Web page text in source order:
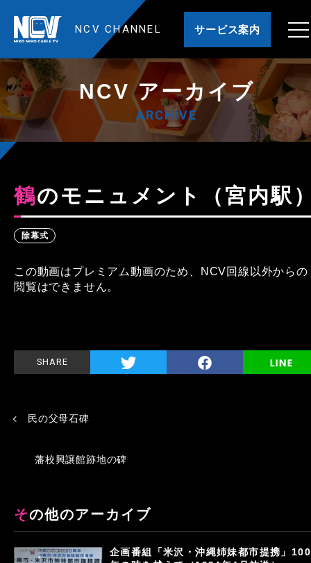
NCV CHANNEL サービス案内
NCV アーカイブ
ARCHIVE
鶴のモニュメント（宮内駅
除幕式
この動画はプレミアム動画のため、NCV回線以外からの
閲覧はできません。
SHARE
民の父母石碑
藩校興譲館跡地の碑
その他のアーカイブ
企画番組「米沢・沖縄姉妹都市提携」100